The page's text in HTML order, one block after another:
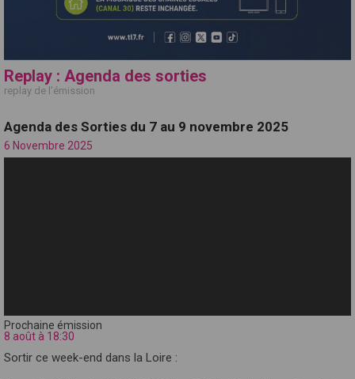
Replay : Agenda des sorties
replay de l'émission
Agenda des Sorties du 7 au 9 novembre 2025
6 Novembre 2025
Prochaine émission
8 août à 18:30
Sortir ce week-end dans la Loire :